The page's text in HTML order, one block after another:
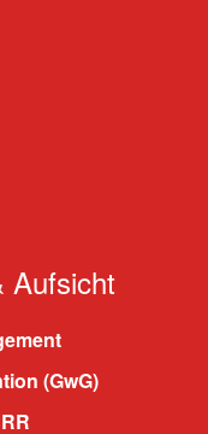
Aufsicht
(GwG)